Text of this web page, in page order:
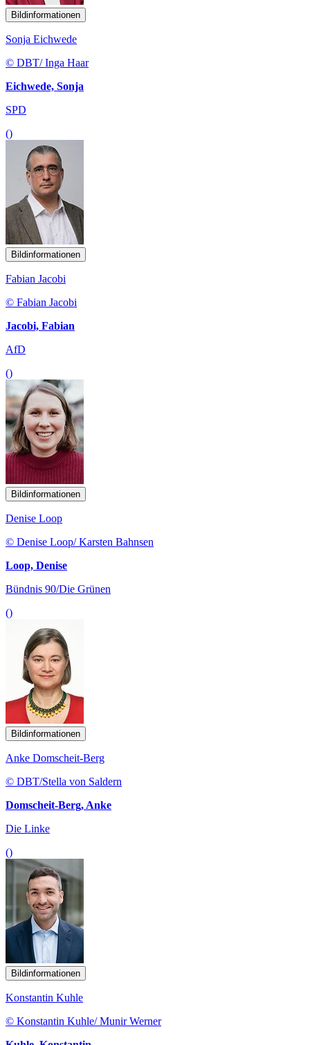
Bildinformationen
Sonja Eichwede
© DBT/ Inga Haar
Eichwede, Sonja
SPD
()
Bildinformationen
Fabian Jacobi
© Fabian Jacobi
Jacobi, Fabian
AfD
()
Bildinformationen
Denise Loop
© Denise Loop/ Karsten Bahnsen
Loop, Denise
Bündnis 90/Die Grünen
()
Bildinformationen
Anke Domscheit-Berg
© DBT/Stella von Saldern
Domscheit-Berg, Anke
Die Linke
()
Bildinformationen
Konstantin Kuhle
© Konstantin Kuhle/ Munir Werner